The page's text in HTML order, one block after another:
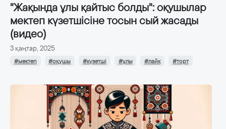
"Жақында ұлы қайтыс болды": оқушылар
мектеп күзетшісіне тосын сый жасады
(видео)
3 қаңтар, 2025
#мектеп #оқушы #күзетші #ұлы #лайк #торт